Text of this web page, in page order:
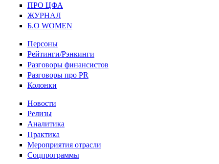
ПРО ЦФА
ЖУРНАЛ
Б.О WOMEN
Персоны
Рейтинги/Рэнкинги
Разговоры финансистов
Разговоры про PR
Колонки
Новости
Релизы
Аналитика
Практика
Мероприятия отрасли
Соцпрограммы